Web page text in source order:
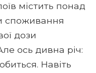
містить понад
споживання
дози
ось дивна річ:
Навіть